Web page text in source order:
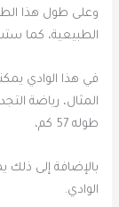
وعلى طول هذا
الطبيعية، كما
في هذا الوادي
المثال، رياضة
طوله 57 كم،
بالإضافة إلى ذلك
الوادي.